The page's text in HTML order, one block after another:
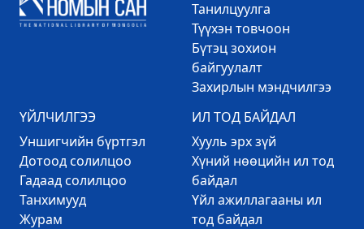
Танилцуулга
Түүхэн товчоон
Бүтэц зохион
байгуулалт
Захирлын мэндчилгээ
ҮЙЛЧИЛГЭЭ
Уншигчийн бүртгэл
Дотоод солилцоо
Гадаад солилцоо
Танхимууд
Журам
ИЛ ТОД БАЙДАЛ
Хууль эрх зүй
Хүний нөөцийн ил тод
байдал
Үйл ажиллагааны ил
тод байдал